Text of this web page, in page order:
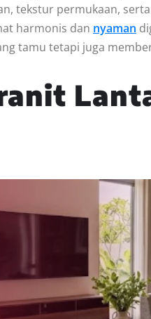
tekstur permukaan,
harmonis dan nyaman
tamu tetapi juga